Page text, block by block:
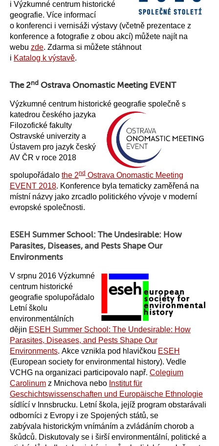
i Výzkumné centrum historické
geografie. Více informací
o konferenci i vernisáži výstavy (včetně prezentace z
konference a fotografie z obou akcí) můžete najít na
webu zde. Zdarma si můžete stáhnout
i Katalog k výstavě.
The 2nd Ostrava Onomastic Meeting EVENT
Výzkumné centrum historické geografie společně s
katedrou českého jazyka
Filozofické fakulty
Ostravské univerzity a
Ústavem pro jazyk český
AV ČR v roce 2018
spolupořádalo the 2nd Ostrava Onomastic Meeting
EVENT 2018. Konference byla tematicky zaměřená na
místní názvy jako zrcadlo politického vývoje v moderní
evropské společnosti.
ESEH Summer School: The Undesirable: How
Parasites, Diseases, and Pests Shape Our
Environments
V srpnu 2016 Výzkumné
centrum historické
geografie spolupořádalo
Letní školu
environmentálních
dějin ESEH Summer School: The Undesirable: How
Parasites, Diseases, and Pests Shape Our
Environments. Akce vznikla pod hlavičkou ESEH
(European society for environmental history). Vedle
VCHG na organizaci participovalo např. Colegium
Carolinum z Mnichova nebo Institut für
Geschichtswissenschaften und Europäische Ethnologie
sídlící v Innsbrucku. Letní škola, jejíž program obstarávali
odborníci z Evropy i ze Spojených států, se
zabývala historickým vnímáním a zvládáním chorob a
škůdců. Diskutovaly se i širší environmentální, politické a